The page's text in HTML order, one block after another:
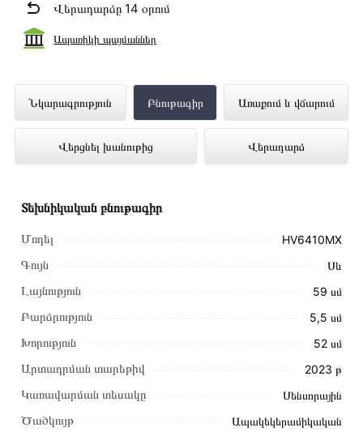
Վերադարձը 14 օրում
Ապառիկի պայմաններ
Նկարագրություն Բնութագիր Առաքում և վճարում
Վերցնել խանութից Վերադարձ
Ներկառուցվող սալօջախ TESLA
HV6410MX ներկայացված է Technomix
առցանց խանութում լավագույն գնով 142
Տեխնիկական բնութագիր
Մոդել HV6410MX
Գույն Սև
Լայնություն 59 սմ
Բարձրություն 5,5 սմ
Խորություն 52 սմ
Արտադրման տարեթիվ 2023 թ
Կառավարման տեսակը Սենսորային
Ծածկույթ Ապակեկերամիկական